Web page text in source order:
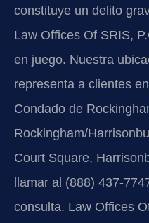
constituye un delito
Law Offices Of SRIS,
en juego. Nuestra
representa a clientes
Condado de
Rockingham/
Court Square,
llamar al (888) 437-
consulta. Law Offices